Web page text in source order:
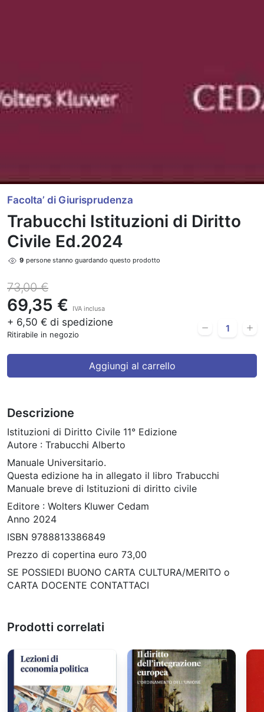
Facolta’ di Giurisprudenza
Trabucchi Istituzioni di Diritto
Civile Ed.2024
9 persone stanno guardando questo prodotto
73,00 €
69,35 € IVA inclusa
+ 6,50 € di spedizione
Ritirabile in negozio
Aggiungi al carrello
Descrizione
Istituzioni di Diritto Civile 11° Edizione
Autore : Trabucchi Alberto
Manuale Universitario.
Questa edizione ha in allegato il libro Trabucchi
Manuale breve di Istituzioni di diritto civile
Editore : Wolters Kluwer Cedam
Anno 2024
ISBN 9788813386849
Prezzo di copertina euro 73,00
SE POSSIEDI BUONO CARTA CULTURA/MERITO o
CARTA DOCENTE CONTATTACI
Prodotti correlati